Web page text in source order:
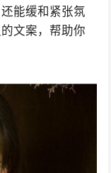
能缓和紧张氛
文案，帮助你